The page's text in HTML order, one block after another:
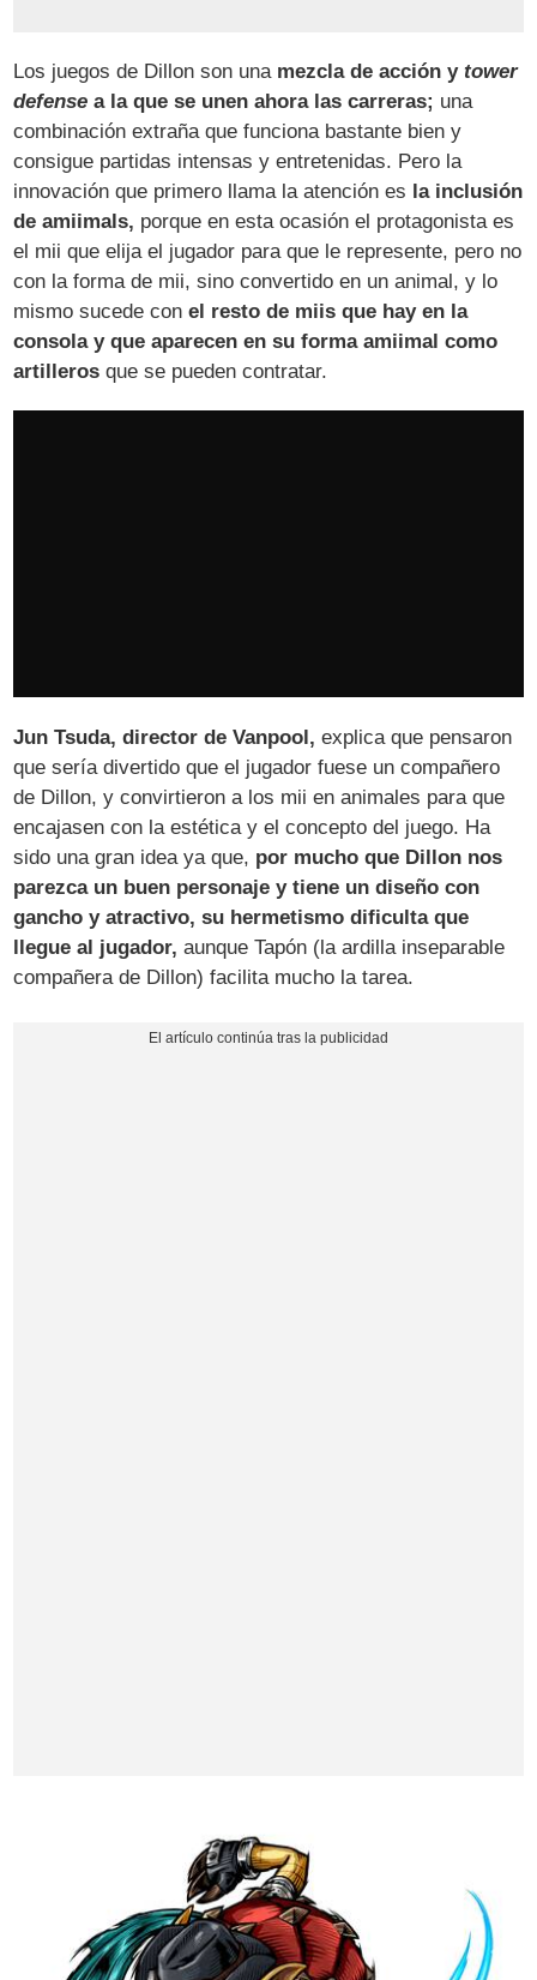
Los juegos de Dillon son una mezcla de acción ytower
defense a la que se unen ahora las carreras; una
combinación extraña que funciona bastante bien y
consigue partidas intensas y entretenidas. Pero la
innovación que primero llama la atención es la inclusión
de amiimals, porque en esta ocasión el protagonista es
el mii que elija el jugador para que le represente, pero no
con la forma de mii, sino convertido en un animal, y lo
mismo sucede conel resto de miis que hay en la
consola y que aparecen en su forma amiimal como
artilleros que se pueden contratar.
Jun Tsuda, director de Vanpool, explica que pensaron
que sería divertido que el jugador fuese un compañero
de Dillon, y convirtieron a los mii en animales para que
encajasen con la estética y el concepto del juego. Ha
sido una gran idea ya que, por mucho que Dillon nos
parezca un buen personaje y tiene un diseño con
gancho y atractivo, su hermetismo dificulta que
llegue al jugador, aunque Tapón (la ardilla inseparable
compañera de Dillon) facilita mucho la tarea.